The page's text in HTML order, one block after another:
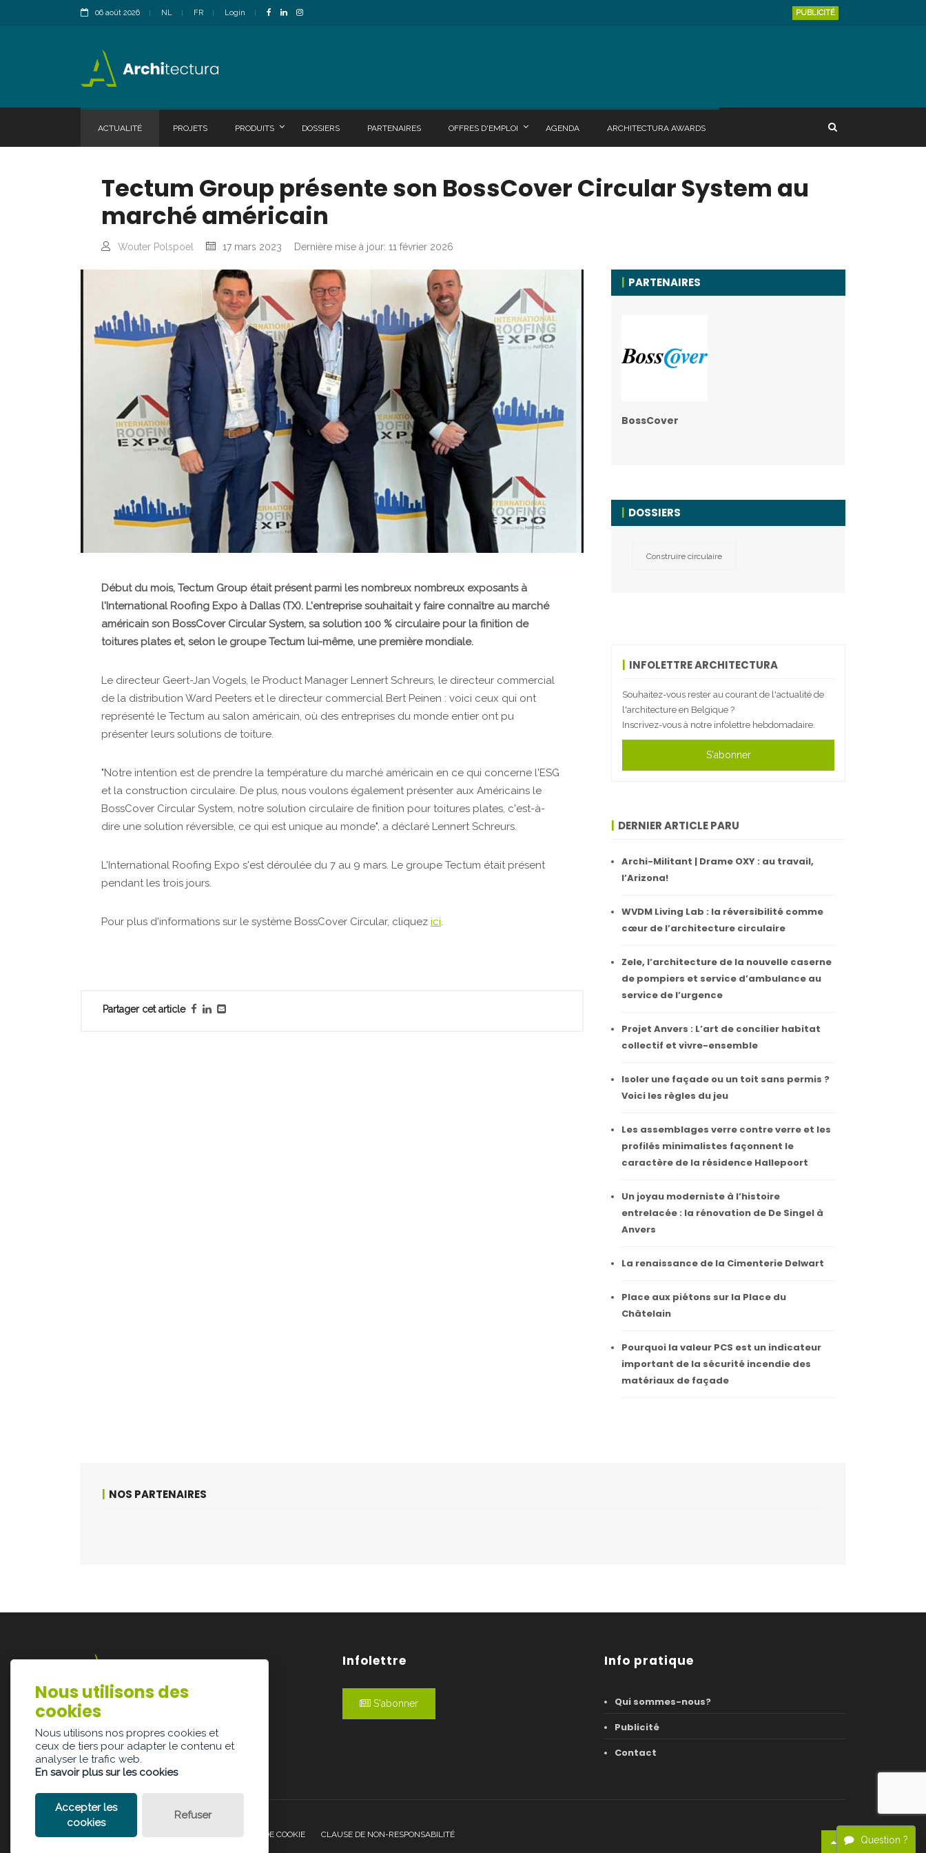
06 août 2026 NL FR Login PUBLICITÉ
ACTUALITÉ PROJETS PRODUITS DOSSIERS PARTENAIRES OFFRES D'EMPLOI AGENDA ARCHITECTURA AWARDS
Question ?
Tectum Group présente son BossCover Circular System au
marché américain
Wouter Polspoel 17 mars 2023 Dernière mise à jour: 11 février 2026
Début du mois, Tectum Group était présent parmi les nombreux nombreux exposants à
l'International Roofing Expo à Dallas (TX). L'entreprise souhaitait y faire connaître au marché
américain son BossCover Circular System, sa solution 100 % circulaire pour la finition de
toitures plates et, selon le groupe Tectum lui-même, une première mondiale.
Le directeur Geert-Jan Vogels, le Product Manager Lennert Schreurs, le directeur commercial
de la distribution Ward Peeters et le directeur commercial Bert Peinen : voici ceux qui ont
représenté le Tectum au salon américain, où des entreprises du monde entier ont pu
présenter leurs solutions de toiture.
"Notre intention est de prendre la température du marché américain en ce qui concerne l'ESG
et la construction circulaire. De plus, nous voulons également présenter aux Américains le
BossCover Circular System, notre solution circulaire de finition pour toitures plates, c'est-à-
dire une solution réversible, ce qui est unique au monde", a déclaré Lennert Schreurs.
L'International Roofing Expo s'est déroulée du 7 au 9 mars. Le groupe Tectum était présent
pendant les trois jours.
Pour plus d'informations sur le système BossCover Circular, cliquez ici.
Partager cet article
PARTENAIRES
BossCover
DOSSIERS
Construire circulaire
INFOLETTRE ARCHITECTURA
Souhaitez-vous rester au courant de l'actualité de
l'architecture en Belgique ?
Inscrivez-vous à notre infolettre hebdomadaire.
S'abonner
DERNIER ARTICLE PARU
Archi-Militant | Drame OXY : au travail,
l’Arizona!
WVDM Living Lab : la réversibilité comme
cœur de l’architecture circulaire
Zele, l’architecture de la nouvelle caserne
de pompiers et service d’ambulance au
service de l’urgence
Projet Anvers : L’art de concilier habitat
collectif et vivre-ensemble
Isoler une façade ou un toit sans permis ?
Voici les règles du jeu
Les assemblages verre contre verre et les
profilés minimalistes façonnent le
caractère de la résidence Hallepoort
Un joyau moderniste à l’histoire
entrelacée : la rénovation de De Singel à
Anvers
La renaissance de la Cimenterie Delwart
Place aux piétons sur la Place du
Châtelain
Pourquoi la valeur PCS est un indicateur
important de la sécurité incendie des
matériaux de façade
NOS PARTENAIRES
Lazarijstraat 168
3500 Hasselt
Infolettre
S'abonner
Info pratique
Qui sommes-nous?
Publicité
Contact
POLITIQUE DE CONFIDENTIALITÉ POLITIQUE DE COOKIE CLAUSE DE NON-RESPONSABILITÉ
Nous utilisons des
cookies
Nous utilisons nos propres cookies et
ceux de tiers pour adapter le contenu et
analyser le trafic web.
En savoir plus sur les cookies
Accepter les
cookies
Refuser